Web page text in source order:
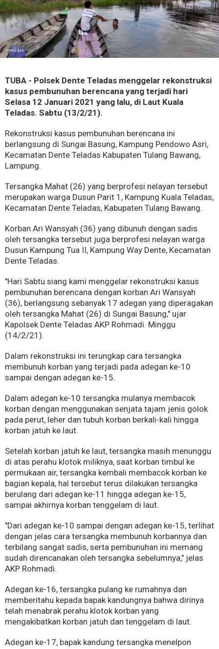
TUBA - Polsek Dente Teladas menggelar rekonstruksi
kasus pembunuhan berencana yang terjadi hari
Selasa 12 Januari 2021 yang lalu, di Laut Kuala
Teladas. Sabtu (13/2/21).
Rekonstruksi kasus pembunuhan berencana ini
berlangsung di Sungai Basung, Kampung Pendowo Asri,
Kecamatan Dente Teladas Kabupaten Tulang Bawang,
Lampung.
Tersangka Mahat (26) yang berprofesi nelayan tersebut
merupakan warga Dusun Parit 1, Kampung Kuala Teladas,
Kecamatan Dente Teladas, Kabupaten Tulang Bawang.
Korban Ari Wansyah (36) yang dibunuh dengan sadis
oleh tersangka tersebut juga berprofesi nelayan warga
Dusun Kampung Tua II, Kampung Way Dente, Kecamatan
Dente Teladas.
"Hari Sabtu siang kami menggelar rekonstruksi kasus
pembunuhan berencana dengan korban Ari Wansyah
(36), berlangsung sebanyak 17 adegan yang diperagakan
oleh tersangka Mahat (26) di Sungai Basung," ujar
Kapolsek Dente Teladas AKP Rohmadi. Minggu
(14/2/21).
Dalam rekonstruksi ini terungkap cara tersangka
membunuh korban yang terjadi pada adegan ke-10
sampai dengan adegan ke-15.
Dalam adegan ke-10 tersangka mulanya membacok
korban dengan menggunakan senjata tajam jenis golok
pada perut, leher dan tubuh korban berkali-kali hingga
korban jatuh ke laut.
Setelah korban jatuh ke laut, tersangka masih menunggu
di atas perahu klotok miliknya, saat korban timbul ke
permukaan air, tersangka kembali membacok korban ke
bagian kepala, hal tersebut terus dilakukan tersangka
berulang dari adegan ke-11 hingga adegan ke-15,
sampai akhirnya korban tenggelam di laut.
"Dari adegan ke-10 sampai dengan adegan ke-15, terlihat
dengan jelas cara tersangka membunuh korbannya dan
terbilang sangat sadis, serta pembunuhan ini memang
sudah direncanakan oleh tersangka sebelumnya," jelas
AKP Rohmadi.
Adegan ke-16, tersangka pulang ke rumahnya dan
memberitahu kepada bapak kandungnya bahwa dirinya
telah menabrak perahu klotok korban yang
mengakibatkan korban jatuh dan tenggelam di laut.
Adegan ke-17, bapak kandung tersangka menelpon